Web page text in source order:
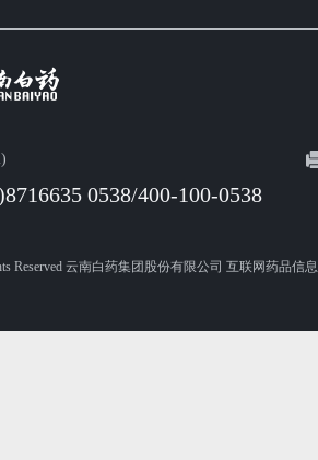
0538/400-100-0538
Reserved 云南白药集团股份有限公司 互联网药品信